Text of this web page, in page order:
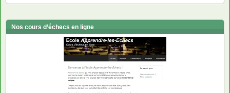
Nos cours d’échecs en ligne